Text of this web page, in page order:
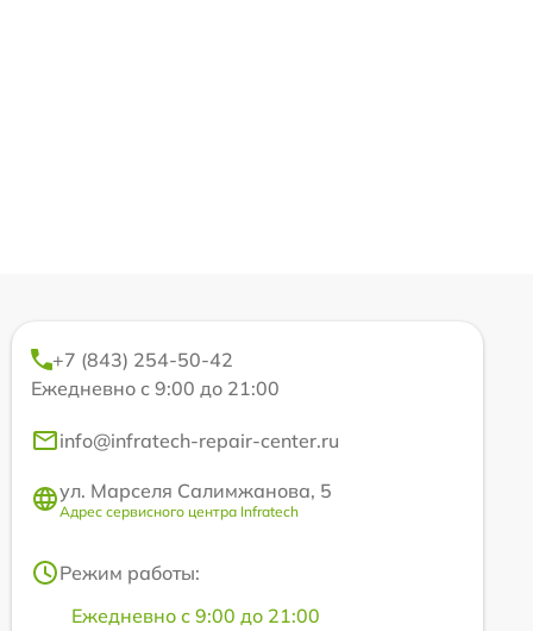
+7 (843) 254-50-42
Ежедневно с 9:00 до 21:00
info@infratech-repair-center.ru
ул. Марселя Салимжанова, 5
Адрес сервисного центра Infratech
Режим работы:
Ежедневно с 9:00 до 21:00